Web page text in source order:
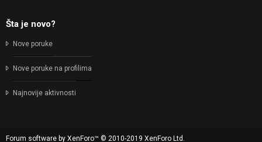
Šta je novo?
Nove poruke
Nove poruke na profilima
Najnovije aktivnosti
Forum software by XenForo™ © 2010-2019 XenForo Ltd.